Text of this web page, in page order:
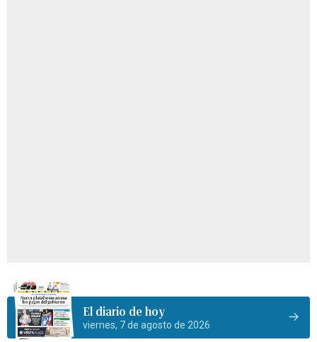
El diario de hoy
viernes, 7 de agosto de 2026